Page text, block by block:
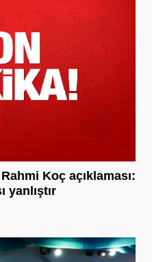
Koç açıklaması:
yanlıştır